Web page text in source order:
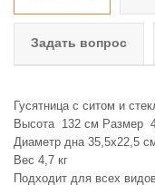
Задать вопрос
Гусятница с ситом и
Высота 132 см Размер
Диаметр дна 35,5х22,5
Вес 4,7 кг
Подходит для всех